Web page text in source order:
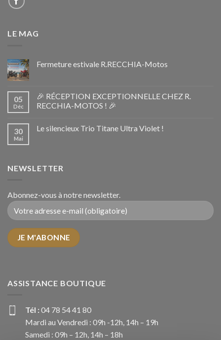
LE MAG
Fermeture estivale R.RECCHIA-Motos
05
Déc
🎉 RÉCEPTION EXCEPTIONNELLE CHEZ R.
RECCHIA-MOTOS ! 🎉
30
Mai
Le silencieux Trio Titane Ultra Violet !
NEWSLETTER
Abonnez-vous à notre newsletter.
ASSISTANCE BOUTIQUE
Tél : 04 78 54 41 80
Mardi au Vendredi : 09h -12h, 14h – 19h
Samedi : 09h – 12h, 14h – 18h